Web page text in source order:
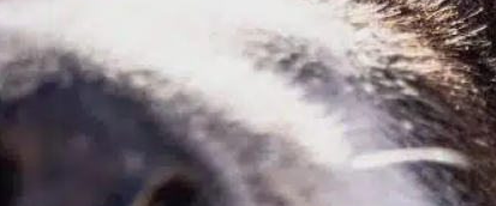
los cachorros?
InEntrenamiento positivo
Como nuevo propietario de un
habitual preguntarse con qué
necesitará hacer pis su nuevo